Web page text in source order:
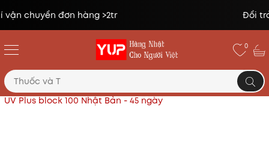
Đổi trả miễn phí lên tới 14 ngày*
0
Trang chủ Mỹ phẩm, làm đẹp
Viên uống chống nắng
UV Plus block 100 Nhật Bản - 45 ngày